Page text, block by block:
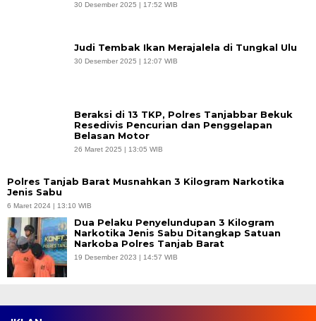
30 Desember 2025 | 17:52 WIB
Judi Tembak Ikan Merajalela di Tungkal Ulu
30 Desember 2025 | 12:07 WIB
Beraksi di 13 TKP, Polres Tanjabbar Bekuk
Resedivis Pencurian dan Penggelapan
Belasan Motor
26 Maret 2025 | 13:05 WIB
Polres Tanjab Barat Musnahkan 3 Kilogram Narkotika
Jenis Sabu
6 Maret 2024 | 13:10 WIB
Dua Pelaku Penyelundupan 3 Kilogram
Narkotika Jenis Sabu Ditangkap Satuan
Narkoba Polres Tanjab Barat
19 Desember 2023 | 14:57 WIB